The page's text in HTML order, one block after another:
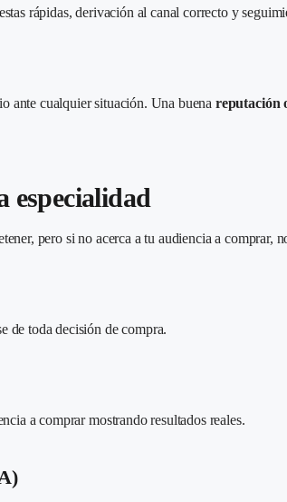
rápidas, derivación al canal correcto y
ante cualquier situación. Una buena reputación
especialidad
pero si no acerca a tu audiencia a
de toda decisión de compra.
a comprar mostrando resultados reales.